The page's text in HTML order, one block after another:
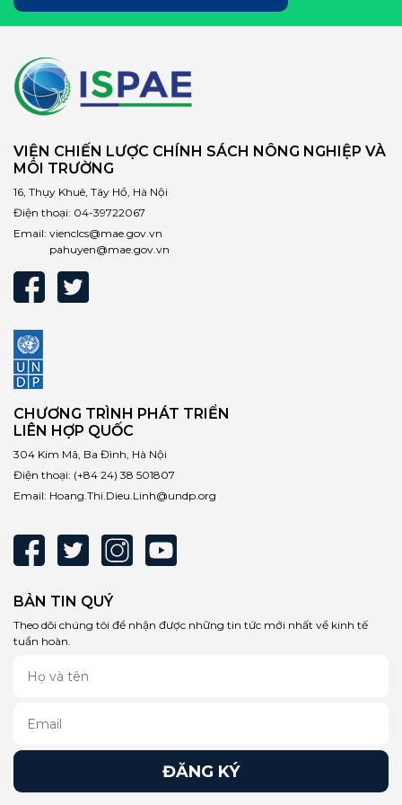
VIỆN CHIẾN LƯỢC CHÍNH SÁCH NÔNG NGHIỆP VÀ
MÔI TRƯỜNG
16, Thụy Khuê, Tây Hồ, Hà Nội
Điện thoại: 04-39722067
Email: vienclcs@mae.gov.vn
pahuyen@mae.gov.vn
CHƯƠNG TRÌNH PHÁT TRIỂN
LIÊN HỢP QUỐC
304 Kim Mã, Ba Đình, Hà Nội
Điện thoại: (+84 24) 38 501807
Email: Hoang.Thi.Dieu.Linh@undp.org
BẢN TIN QUÝ
Theo dõi chúng tôi để nhận được những tin tức mới nhất về kinh tế
tuần hoàn.